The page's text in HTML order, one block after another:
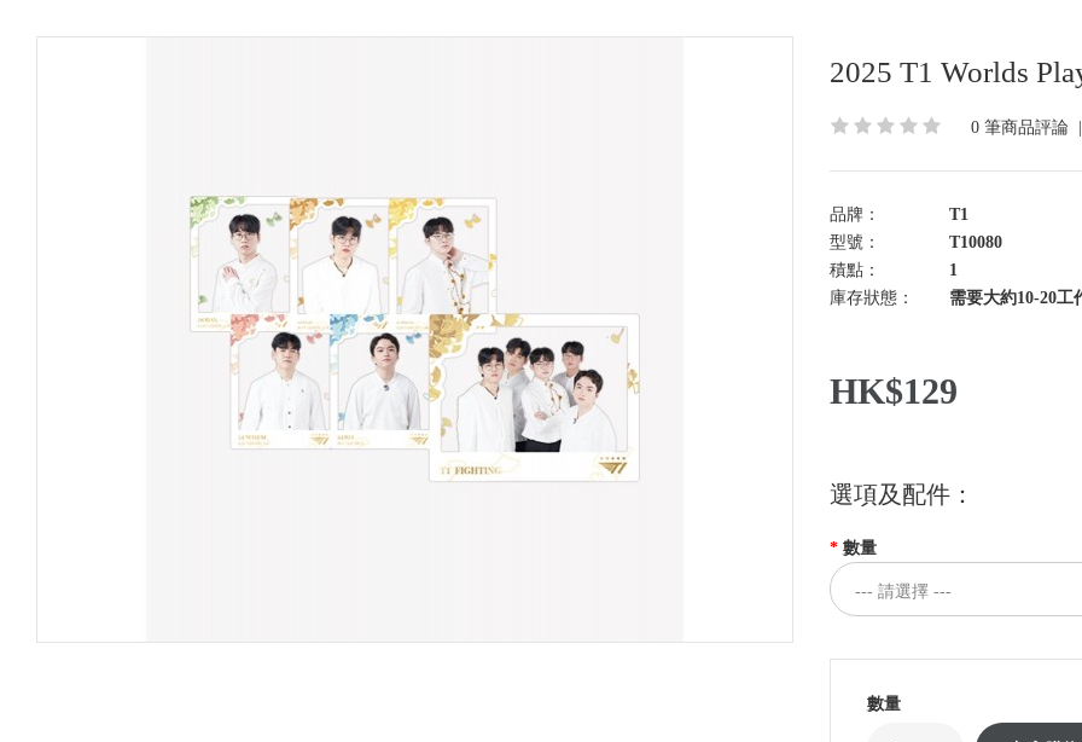
2025 T1 Worlds
0 筆商品評論
品牌：
T1
型號：
T10080
積點：
1
庫存狀態：
需要大約10-20
HK$129
選項及配件：
數量
數量